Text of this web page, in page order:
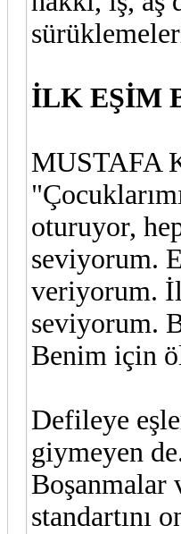
İLK EŞİM
MUSTAFA
oturuyor,
seviyorum.
veriyorum.
seviyorum.
Benim için
Defileye
giymeyen
Boşanmalar
standartını